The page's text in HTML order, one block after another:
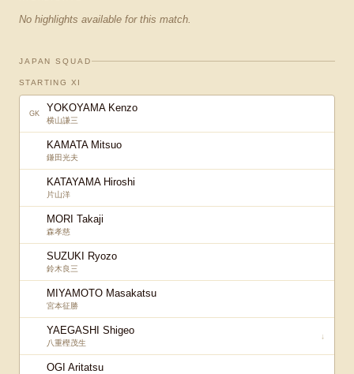
No highlights available for this match.
JAPAN SQUAD
STARTING XI
GK YOKOYAMA Kenzo
横山謙三
KAMATA Mitsuo
鎌田光夫
KATAYAMA Hiroshi
片山洋
MORI Takaji
森孝慈
SUZUKI Ryozo
鈴木良三
MIYAMOTO Masakatsu
宮本征勝
YAEGASHI Shigeo
八重樫茂生
↓
OGI Aritatsu